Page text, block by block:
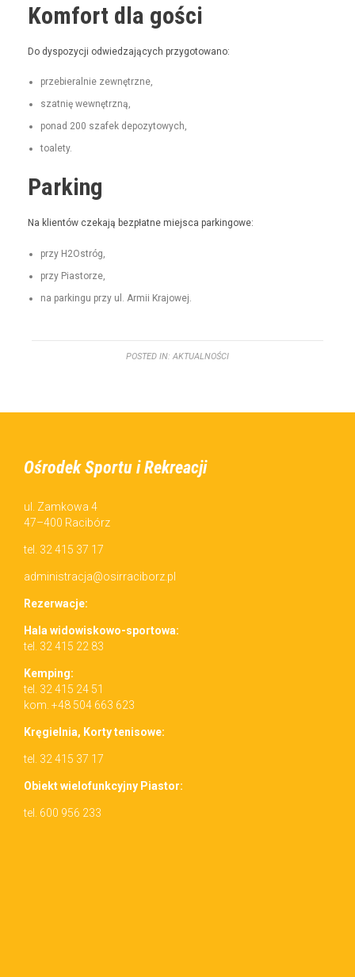
Komfort dla gości
Do dys­pozy­cji odwiedza­ją­cych przygotowano:
prze­bier­al­nie zewnętrzne,
szat­nię wewnętrzną,
pon­ad 200 szafek depozytowych,
toale­ty.
Parking
Na klien­tów czeka­ją bezpłatne miejs­ca parkingowe:
przy H2Ostróg,
przy Pias­torze,
na parkingu przy ul. Armii Krajowej.
POSTED IN: AKTUALNOŚCI
Ośrodek Sportu i Rekreacji
ul. Zamkowa 4
47–400 Racibórz
tel. 32 415 37 17
administracja@osirraciborz.pl
Rez­erwac­je:
Hala wid­owiskowo-sportowa:
tel. 32 415 22 83
Kemp­ing:
tel. 32 415 24 51
kom. +48 504 663 623
Kręgiel­nia, Korty tenisowe:
tel. 32 415 37 17
Obiekt wielo­funkcyjny Piastor:
tel. 600 956 233